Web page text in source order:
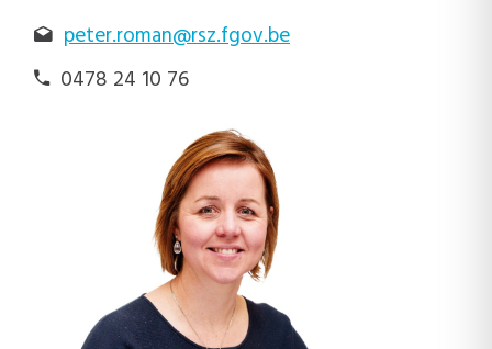
peter.roman@rsz.fgov.be
0478 24 10 76